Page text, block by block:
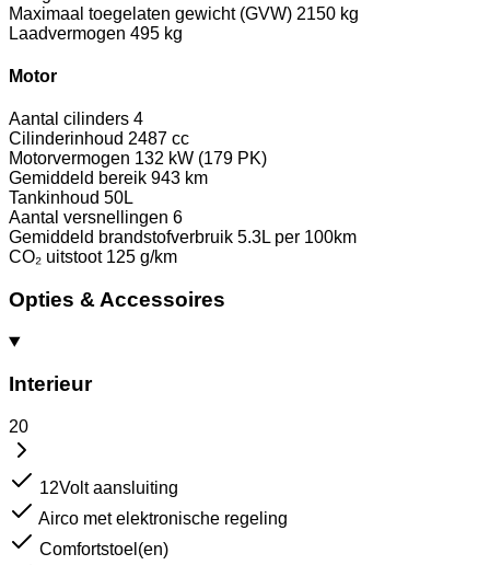
Maximaal toegelaten gewicht (GVW) 2150 kg
Laadvermogen 495 kg
Motor
Aantal cilinders 4
Cilinderinhoud 2487 cc
Motorvermogen 132 kW (179 PK)
Gemiddeld bereik 943 km
Tankinhoud 50L
Aantal versnellingen 6
Gemiddeld brandstofverbruik 5.3L per 100km
CO₂ uitstoot 125 g/km
Opties & Accessoires
Interieur
20
12Volt aansluiting
Airco met elektronische regeling
Comfortstoel(en)